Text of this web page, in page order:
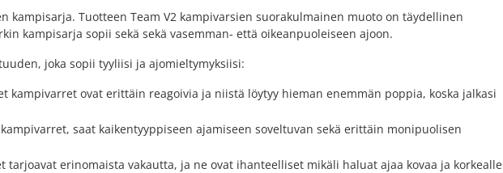
kampisarja. Tuotteen Team V2 kampivarsien suorakulmainen muoto on täydellinen
kampisarja sopii sekä sekä vasemman- että oikeanpuoleiseen ajoon.
joka sopii tyyliisi ja ajomieltymyksiisi:
kampivarret ovat erittäin reagoivia ja niistä löytyy hieman enemmän poppia, koska jalkasi
saat kaikentyyppiseen ajamiseen soveltuvan sekä erittäin monipuolisen
tarjoavat erinomaista vakautta, ja ne ovat ihanteelliset mikäli haluat ajaa kovaa ja korkealle